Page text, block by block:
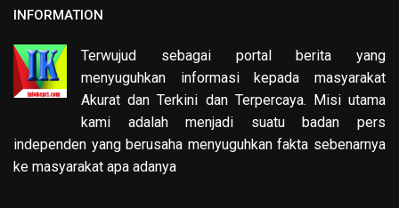
INFORMATION
Terwujud sebagai portal berita yang
menyuguhkan informasi kepada masyarakat
Akurat dan Terkini dan Terpercaya. Misi utama
kami adalah menjadi suatu badan pers
independen yang berusaha menyuguhkan fakta sebenarnya
ke masyarakat apa adanya